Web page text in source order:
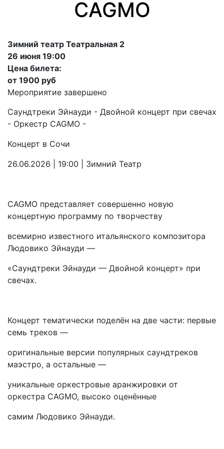
CAGMO
Зимний театр Театральная 2
26 июня 19:00
Цена билета:
от 1900 руб
Мероприятие завершено
Саундтреки Эйнауди - Двойной концерт при свечах
- Оркестр CAGMO -
Концерт в Сочи
26.06.2026 | 19:00 | Зимний Театр
CAGMO представляет совершенно новую
концертную программу по творчеству
всемирно известного итальянского композитора
Людовико Эйнауди —
«Саундтреки Эйнауди — Двойной концерт» при
свечах.
Концерт тематически поделён на две части: первые
семь треков —
оригинальные версии популярных саундтреков
маэстро, а остальные —
уникальные оркестровые аранжировки от
оркестра CAGMO, высоко оценённые
самим Людовико Эйнауди.